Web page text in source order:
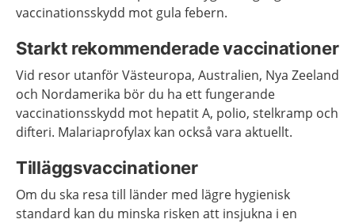
vaccinationsskydd mot gula febern.
Starkt rekommenderade vaccinationer
Vid resor utanför Västeuropa, Australien, Nya Zeeland
och Nordamerika bör du ha ett fungerande
vaccinationsskydd mot hepatit A, polio, stelkramp och
difteri. Malariaprofylax kan också vara aktuellt.
Tilläggsvaccinationer
Om du ska resa till länder med lägre hygienisk
standard kan du minska risken att insjukna i en